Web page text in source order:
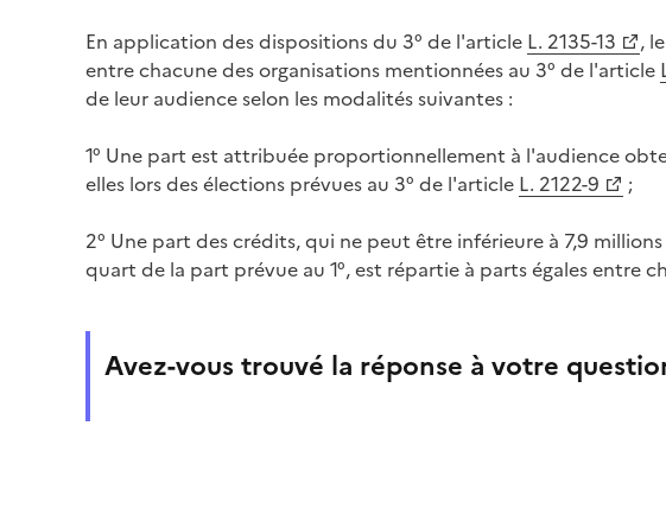
En application des dispositions du 3° de l'article L. 2135-13
,
entre chacune des organisations mentionnées au 3° de l'article
de leur audience selon les modalités suivantes :
1° Une part est attribuée proportionnellement à l'audience
elles lors des élections prévues au 3° de l'article L. 2122-9
;
2° Une part des crédits, qui ne peut être inférieure à 7,9
quart de la part prévue au 1°, est répartie à parts égales entre
Avez-vous trouvé la réponse à votre